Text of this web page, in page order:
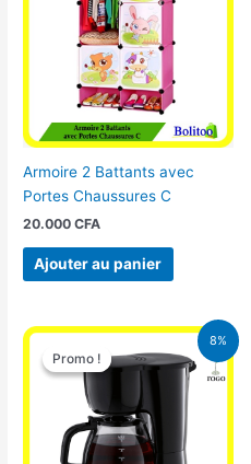
Armoire 2 Battants avec
Portes Chaussures C
20.000CFA
Ajouter au panier
8%
Promo !
Promo !
Le
prix
initial
25.000 CFA.
Le
prix
actuel
est :
23.000 CFA.